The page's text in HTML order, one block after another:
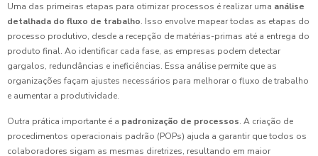
Uma das primeiras etapas para otimizar processos é realizar uma análise
detalhada do fluxo de trabalho. Isso envolve mapear todas as etapas do
processo produtivo, desde a recepção de matérias-primas até a entrega do
produto final. Ao identificar cada fase, as empresas podem detectar
gargalos, redundâncias e ineficiências. Essa análise permite que as
organizações façam ajustes necessários para melhorar o fluxo de trabalho
e aumentar a produtividade.
Outra prática importante é a padronização de processos. A criação de
procedimentos operacionais padrão (POPs) ajuda a garantir que todos os
colaboradores sigam as mesmas diretrizes, resultando em maior